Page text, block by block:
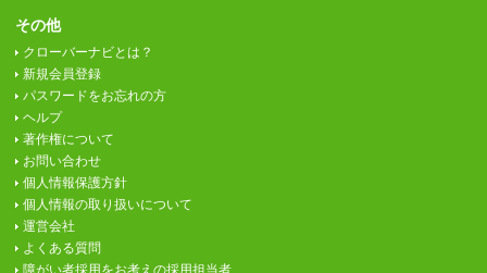
その他
クローバーナビとは？
新規会員登録
パスワードをお忘れの方
ヘルプ
著作権について
お問い合わせ
個人情報保護方針
個人情報の取り扱いについて
運営会社
よくある質問